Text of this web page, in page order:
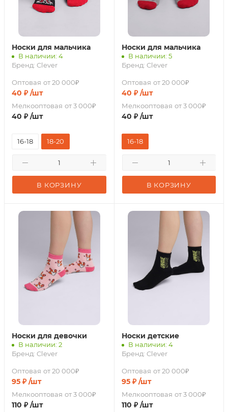
Носки для мальчика
В наличии: 4
Бренд: Clever
Оптовая от 20 000₽
40 ₽ /шт
Мелкооптовая от 3 000₽
40 ₽ /шт
В КОРЗИНУ
16-18 18-20
Носки для мальчика
В наличии: 5
Бренд: Clever
Оптовая от 20 000₽
40 ₽ /шт
Мелкооптовая от 3 000₽
40 ₽ /шт
В КОРЗИНУ
16-18
Носки для девочки
В наличии: 2
Бренд: Clever
Оптовая от 20 000₽
95 ₽ /шт
Мелкооптовая от 3 000₽
110 ₽ /шт
Носки детские
В наличии: 4
Бренд: Clever
Оптовая от 20 000₽
95₽ /шт
Мелкооптовая от 3 000₽
110 ₽ /шт